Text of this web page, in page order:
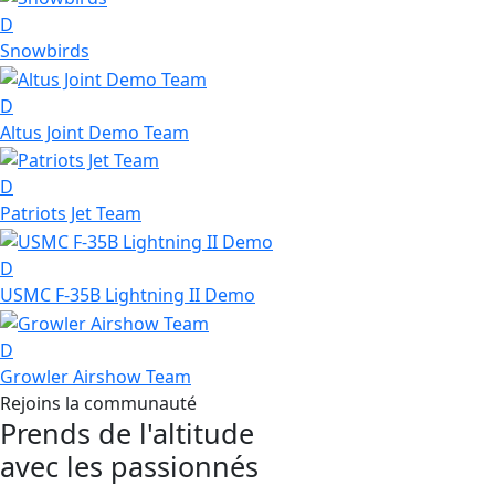
D
Snowbirds
D
Altus Joint Demo Team
D
Patriots Jet Team
D
USMC F-35B Lightning II Demo
D
Growler Airshow Team
Rejoins la communauté
Prends de l'altitude
avec les passionnés